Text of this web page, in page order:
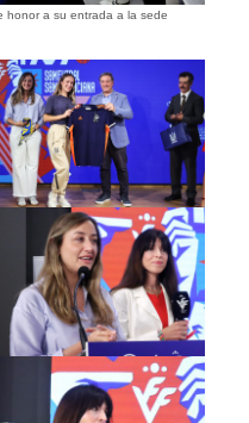
honor a su entrada a la sede